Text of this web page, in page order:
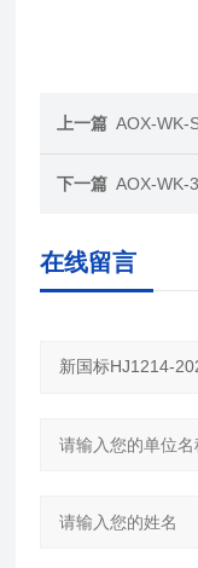
上一篇 AOX-WK-S微
下一篇 AOX-WK-
在线留言